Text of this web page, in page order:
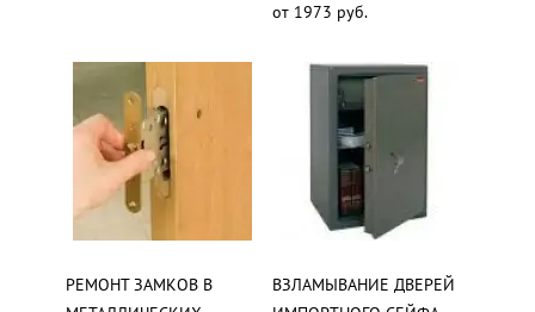
от 1973 руб.
РЕМОНТ ЗАМКОВ В
ВЗЛАМЫВАНИЕ ДВЕРЕЙ